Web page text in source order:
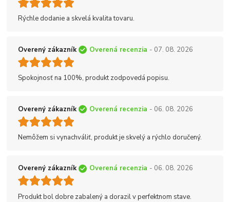
Rýchle dodanie a skvelá kvalita tovaru.
Overený zákazník Overená recenzia - 07. 08. 2026
Spokojnosť na 100%, produkt zodpovedá popisu.
Overený zákazník Overená recenzia - 06. 08. 2026
Nemôžem si vynachváliť, produkt je skvelý a rýchlo doručený.
Overený zákazník Overená recenzia - 06. 08. 2026
Produkt bol dobre zabalený a dorazil v perfektnom stave.